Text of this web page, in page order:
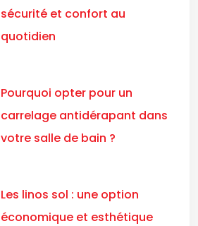
sécurité et confort au
quotidien
Pourquoi opter pour un
carrelage antidérapant dans
votre salle de bain ?
Les linos sol : une option
économique et esthétique